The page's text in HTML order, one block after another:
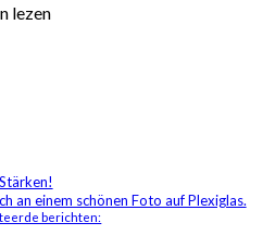
lezen
an einem schönen Foto auf Plexiglas.
berichten: